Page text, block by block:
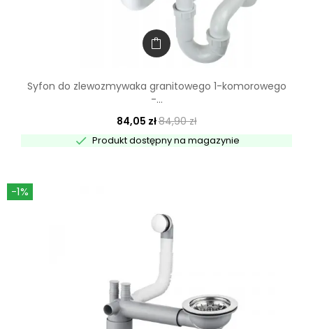
Syfon do zlewozmywaka granitowego 1-komorowego
-...
84,05 zł84,90 zł
 Produkt dostępny na magazynie
-1%